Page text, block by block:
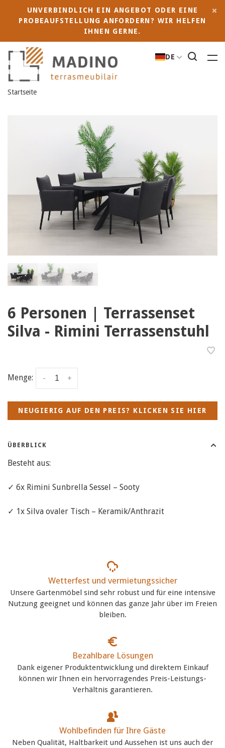
UNVERBINDLICH EIN ANGEBOT ODER EINE
PROBEAUFSTELLUNG ANFORDERN? WIR HELFEN
IHNEN GERNE.
DE
Startseite
6 Personen | Terrassenset
Silva - Rimini Terrassenstuhl
Menge: +
-
NEUGIERIG AUF DEN PREIS? KLICKEN SIE HIER
ÜBERBLICK
Besteht aus:
✓ 6x Rimini Sunbrella Sessel – Sooty
✓ 1x Silva ovaler Tisch – Keramik/Anthrazit
Wetterfest und vermietungssicher
Unsere Gartenmöbel sind sehr robust und für eine intensive
Nutzung geeignet und können das ganze Jahr über im Freien
bleiben.
Bezahlbare Lösungen
Dank eigener Produktentwicklung und direktem Einkauf
können wir Ihnen ein hervorragendes Preis-Leistungs-
Verhältnis garantieren.
Wohlbefinden für Ihre Gäste
Neben Qualität, Haltbarkeit und Aussehen ist uns auch der